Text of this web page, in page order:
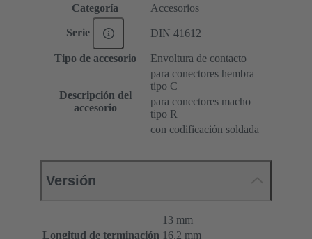
Categoría Accesorios
Serie DIN 41612
Tipo de accesorio Envoltura de contacto
Descripción del
accesorio
para conectores hembra
tipo C
para conectores macho
tipo R
con codificación soldada
Versión
Longitud de terminación
13 mm
16.2 mm